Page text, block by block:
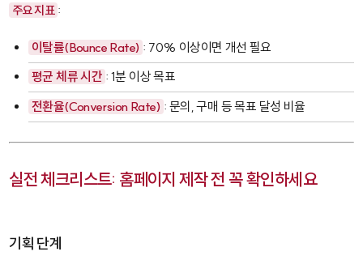
주요 지표 :
이탈률(Bounce Rate) : 70% 이상이면 개선 필요
평균 체류 시간 : 1분 이상 목표
전환율(Conversion Rate) : 문의, 구매 등 목표 달성 비율
실전 체크리스트: 홈페이지 제작 전 꼭 확인하세요
기획 단계